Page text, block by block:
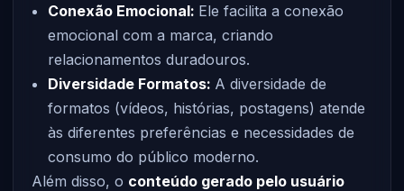
Conexão Emocional: Ele facilita a conexão
emocional com a marca, criando
relacionamentos duradouros.
Diversidade Formatos: A diversidade de
formatos (vídeos, histórias, postagens) atende
às diferentes preferências e necessidades de
consumo do público moderno.
Além disso, o conteúdo gerado pelo usuário